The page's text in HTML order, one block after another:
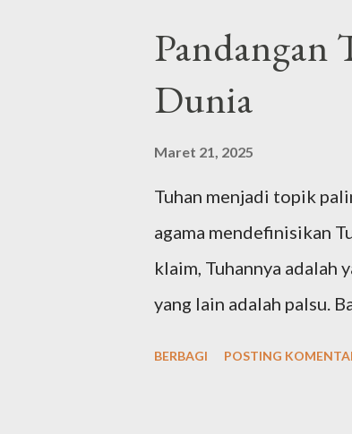
وَالْمُرْسَلِيْنَ وَعَلَى اَلِهِ
وَصَحْبِهِ أَجْمَعِيْنَ أَمَّا بَعْدُ Alhamdulillahi rabbil’aalamiin, wash-sholaatu
ajma’iin ammaba’adu .
Semoga shalawat dan ...
Pandangan
Dunia
Maret 21, 2025
Tuhan menjadi topik
agama mendefinisikan
klaim, Tuhannya adalah
yang lain adalah palsu.
BERBAGI POSTING